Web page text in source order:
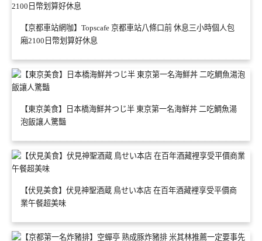
【京都車站網咖】Topscafe 京都車站八條口前 休息三小時個人包
廂2100日幣划算好休息
【東京美食】日本橋海鮮丼つじ半 東京第一名海鮮丼 二吃鯛魚湯
泡飯讓人驚豔
【伏見美食】伏見神聖酒蔵 鳥せい本店 在百年酒藏裡享受平價商
業午餐超美味